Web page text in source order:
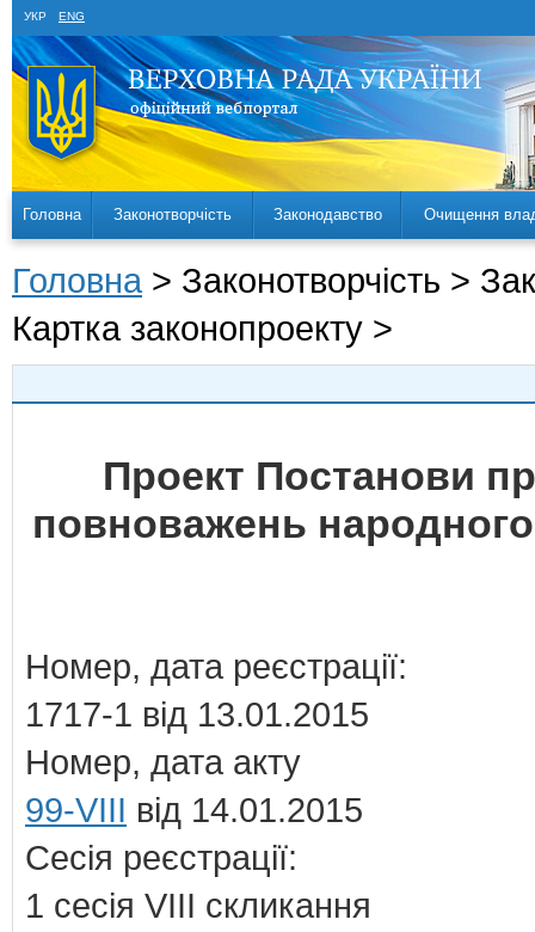
УКР ENG
Головна Законотворчість Законодавство Очищення
Головна > Законотворчість >
Картка законопроекту >
Проект Постанови
повноважень
Номер, дата реєстрації:
1717-1 від 13.01.2015
Номер, дата акту
99-VIII від 14.01.2015
Сесія реєстрації:
1 сесія VIII скликання